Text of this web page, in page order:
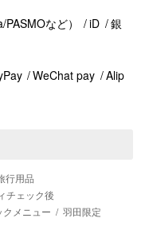
など） iD
銀
WeChat pay
Alip
行用品
チェック後
クメニュー 羽田限定